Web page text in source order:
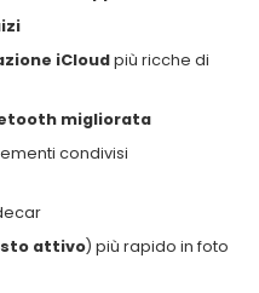
iCloudpiù ricche di
migliorata
condivisi
attivo) più rapido in foto